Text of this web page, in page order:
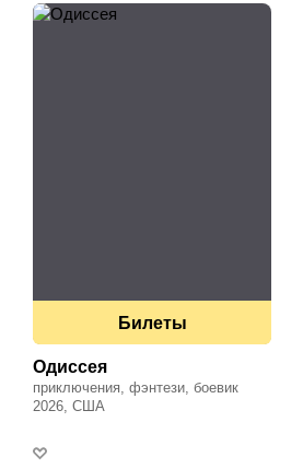
Одиссея
приключения, фэнтези, боевик
2026, США
Билеты